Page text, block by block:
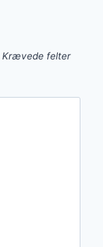
Krævede felter